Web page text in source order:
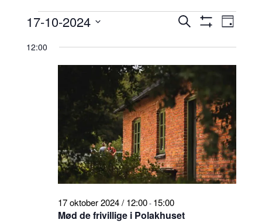
BEGIVENHEDER
17
OKTOBER
OG
Søg
begivenheder
Dag
17-10-2024
dato.
12:00
Mød de frivillige i Polakhuset
17 oktober 2024 / 12:00- 15:00